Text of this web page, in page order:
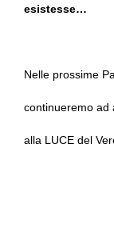
esistesse…
Nelle prossime
continueremo ad
alla LUCE del